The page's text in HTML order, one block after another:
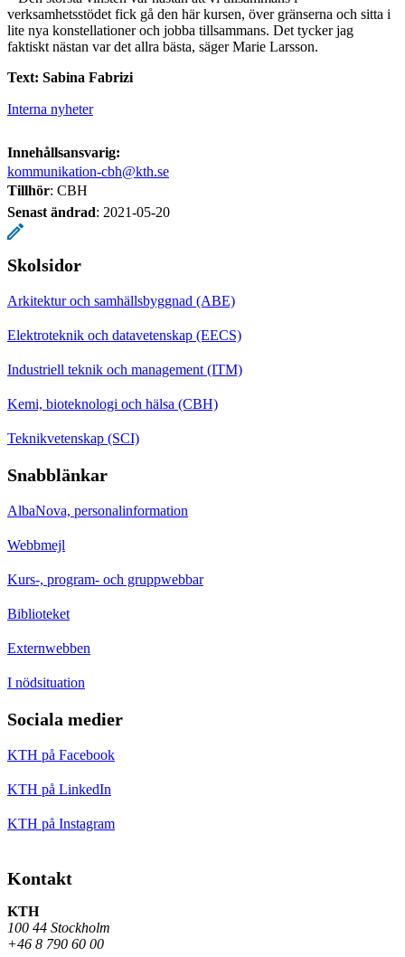
verksamhetsstödet fick gå den här kursen, över gränserna och sitta i
lite nya konstellationer och jobba tillsammans. Det tycker jag
faktiskt nästan var det allra bästa, säger Marie Larsson.
Text: Sabina Fabrizi
Interna nyheter
Innehållsansvarig:
kommunikation-cbh@kth.se
Tillhör: CBH
Senast ändrad: 2021-05-20
Skolsidor
Arkitektur och samhällsbyggnad (ABE)
Elektroteknik och datavetenskap (EECS)
Industriell teknik och management (ITM)
Kemi, bioteknologi och hälsa (CBH)
Teknikvetenskap (SCI)
Snabblänkar
AlbaNova, personalinformation
Webbmejl
Kurs-, program- och gruppwebbar
Biblioteket
Externwebben
I nödsituation
Sociala medier
KTH på Facebook
KTH på LinkedIn
KTH på Instagram
Kontakt
KTH
100 44 Stockholm
+46 8 790 60 00